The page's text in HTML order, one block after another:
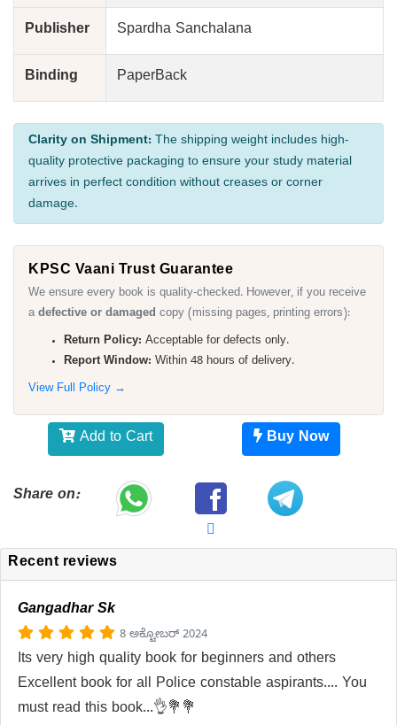
Publisher Spardha Sanchalana
Binding PaperBack
Clarity on Shipment: The shipping weight includes high-
quality protective packaging to ensure your study material
arrives in perfect condition without creases or corner
damage.
KPSC Vaani Trust Guarantee
We ensure every book is quality-checked. However, if you receive
adefective or damaged copy (missing pages, printing errors):
Return Policy: Acceptable for defects only.
Report Window: Within 48 hours of delivery.
View Full Policy →
Add to Cart Buy Now
Share on:
Recent reviews
Gangadhar Sk
8 ಅಕ್ಟೋಬರ್ 2024
Its very high quality book for beginners and others
Excellent book for all Police constable aspirants.... You
must read this book...👌💐💐